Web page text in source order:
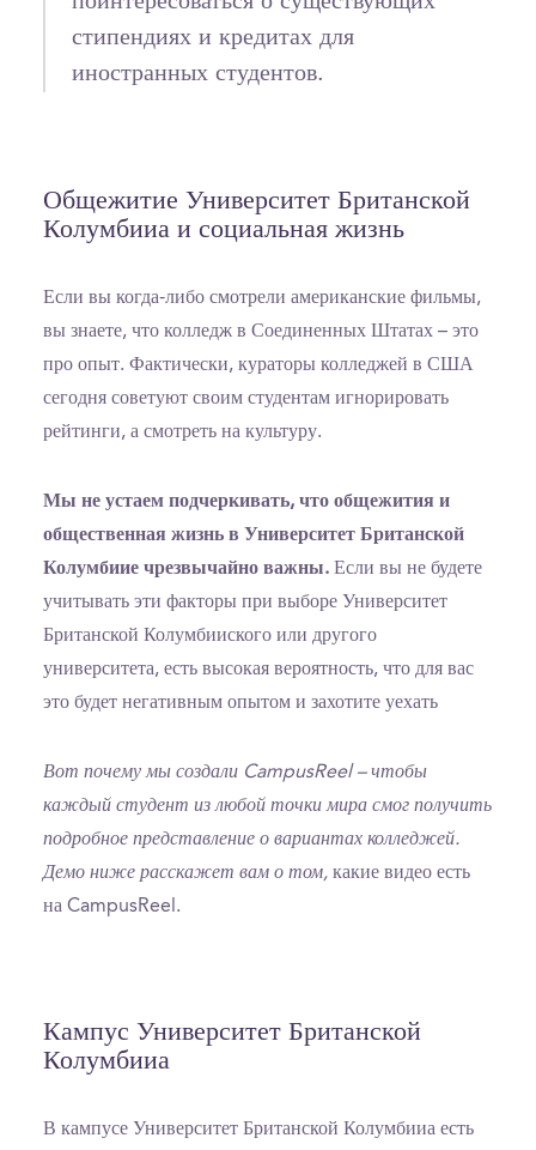
стипендиях и кредитах для
иностранных студентов.
Общежитие Университет Британской
Колумбииа и социальная жизнь
Если вы когда-либо смотрели американские фильмы,
вы знаете, что колледж в Соединенных Штатах – это
про опыт. Фактически, кураторы колледжей в США
сегодня советуют своим студентам игнорировать
рейтинги, а смотреть на культуру.
Мы не устаем подчеркивать, что общежития и
общественная жизнь в Университет Британской
Колумбиие чрезвычайно важны. Если вы не будете
учитывать эти факторы при выборе Университет
Британской Колумбииского или другого
университета, есть высокая вероятность, что для вас
это будет негативным опытом и захотите уехать
Вот почему мы создали CampusReel – чтобы
каждый студент из любой точки мира смог получить
подробное представление о вариантах колледжей.
Демо ниже расскажет вам о том, какие видео есть
на CampusReel.
Кампус Университет Британской
Колумбииа
В кампусе Университет Британской Колумбииа есть